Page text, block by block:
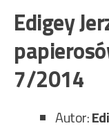
Edigey
7/2014
Autor: